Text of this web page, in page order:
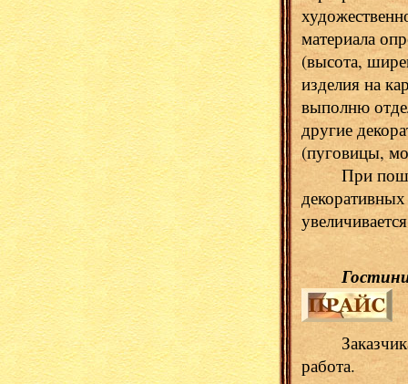
материала
(высота,
изделия на
выполню
другие
(пуговицы,
При
Заказчика
работа.